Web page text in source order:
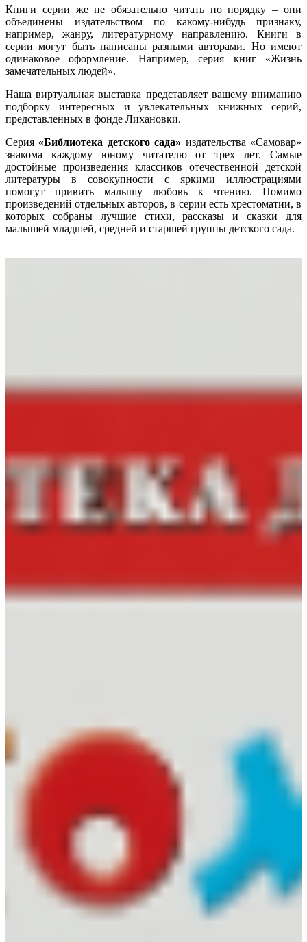
Книги серии же не обязательно читать по порядку – они
объединены издательством по какому-нибудь признаку,
например, жанру, литературному направлению. Книги в
серии могут быть написаны разными авторами. Но имеют
одинаковое оформление. Например, серия книг «Жизнь
замечательных людей».
Наша виртуальная выставка представляет вашему вниманию
подборку интересных и увлекательных книжных серий,
представленных в фонде Лихановки.
Серия «Библиотека детского сада» издательства «Самовар»
знакома каждому юному читателю от трех лет. Самые
достойные произведения классиков отечественной детской
литературы в совокупности с яркими иллюстрациями
помогут привить малышу любовь к чтению. Помимо
произведений отдельных авторов, в серии есть хрестоматии, в
которых собраны лучшие стихи, рассказы и сказки для
малышей младшей, средней и старшей группы детского сада.